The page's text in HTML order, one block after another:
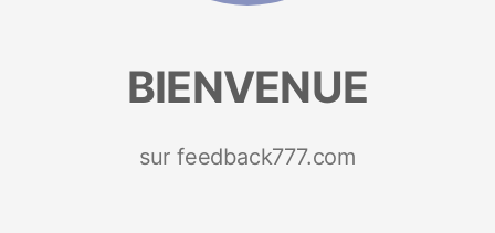
BIENVENUE
sur feedback777.com